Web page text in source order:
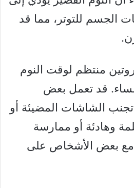
الجسم للتوتر، مما قد
منتظم لوقت النوم
قد تعمل بعض
تجنب الشاشات المضيئة أو
وهادئة أو ممارسة
مع بعض الأشخاص على